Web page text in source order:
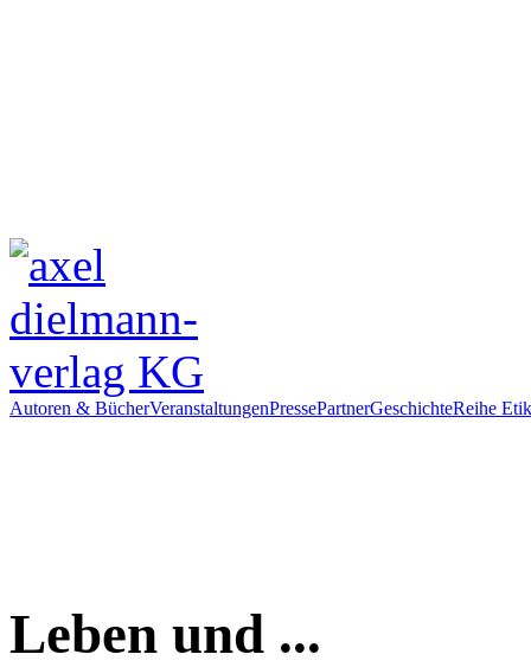
Autoren & BücherVeranstaltungenPressePartnerGeschichteReihe
Leben und ...